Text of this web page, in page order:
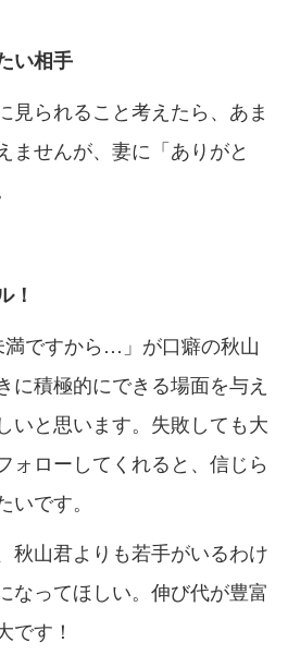
い相手
見られること考えたら、あま
ませんが、妻に「ありがと
！
満ですから…」が口癖の秋山
に積極的にできる場面を与え
いと思います。失敗しても大
ォローしてくれると、信じら
です。
秋山君よりも若手がいるわけ
なってほしい。伸び代が豊富
です！